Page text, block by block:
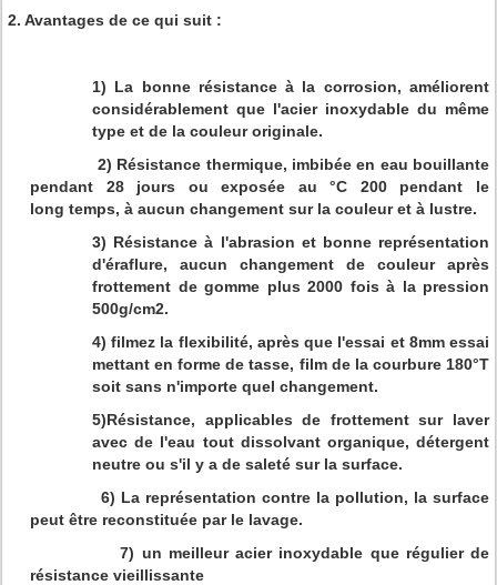
2. Avantages de ce qui suit :
1) La bonne résistance à la corrosion, améliorent
considérablement que l'acier inoxydable du même
type et de la couleur originale.
2) Résistance thermique, imbibée en eau bouillante
pendant 28 jours ou exposée au °C 200 pendant le
long temps, à aucun changement sur la couleur et à lustre.
3) Résistance à l'abrasion et bonne représentation
d'éraflure, aucun changement de couleur après
frottement de gomme plus 2000 fois à la pression
500g/cm2.
4) filmez la flexibilité, après que l'essai et 8mm essai
mettant en forme de tasse, film de la courbure 180°T
soit sans n'importe quel changement.
5)Résistance, applicables de frottement sur laver
avec de l'eau tout dissolvant organique, détergent
neutre ou s'il y a de saleté sur la surface.
6) La représentation contre la pollution, la surface
peut être reconstituée par le lavage.
7) un meilleur acier inoxydable que régulier de
résistance vieillissante